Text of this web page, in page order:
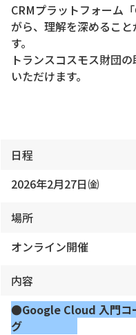
CRMプラットフォーム
がら、理解を深めるこ
す。
トランスコスモス財団
いただけます。
日程
2026年2月27日㈮
場所
オンライン開催
内容
●Google Cloud 入門コ
グ